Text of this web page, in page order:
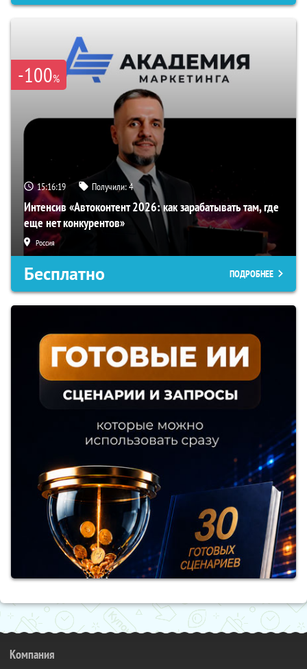
-100%
15:16:18 Получили:4
Интенсив «Автоконтент 2026: как зарабатывать там, где
еще нет конкурентов»
Россия
Бесплатно ПОДРОБНЕЕ
Компания